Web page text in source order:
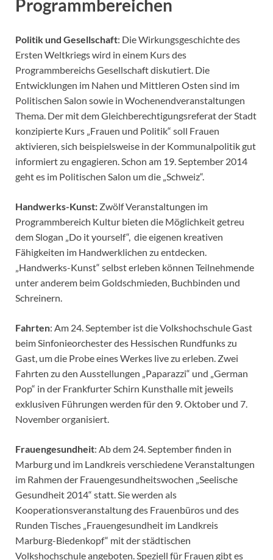
Programmbereichen
Politik und Gesellschaft: Die Wirkungsgeschichte des
Ersten Weltkriegs wird in einem Kurs des
Programmbereichs Gesellschaft diskutiert. Die
Entwicklungen im Nahen und Mittleren Osten sind im
Politischen Salon sowie in Wochenendveranstaltungen
Thema. Der mit dem Gleichberechtigungsreferat der Stadt
konzipierte Kurs „Frauen und Politik“ soll Frauen
aktivieren, sich beispielsweise in der Kommunalpolitik gut
informiert zu engagieren. Schon am 19. September 2014
geht es im Politischen Salon um die „Schweiz“.
Handwerks-Kunst: Zwölf Veranstaltungen im
Programmbereich Kultur bieten die Möglichkeit getreu
dem Slogan „Do it yourself“, die eigenen kreativen
Fähigkeiten im Handwerklichen zu entdecken.
„Handwerks-Kunst“ selbst erleben können Teilnehmende
unter anderem beim Goldschmieden, Buchbinden und
Schreinern.
Fahrten: Am 24. September ist die Volkshochschule Gast
beim Sinfonieorchester des Hessischen Rundfunks zu
Gast, um die Probe eines Werkes live zu erleben. Zwei
Fahrten zu den Ausstellungen „Paparazzi“ und „German
Pop“ in der Frankfurter Schirn Kunsthalle mit jeweils
exklusiven Führungen werden für den 9. Oktober und 7.
November organisiert.
Frauengesundheit: Ab dem 24. September finden in
Marburg und im Landkreis verschiedene Veranstaltungen
im Rahmen der Frauengesundheitswochen „Seelische
Gesundheit 2014“ statt. Sie werden als
Kooperationsveranstaltung des Frauenbüros und des
Runden Tisches „Frauengesundheit im Landkreis
Marburg-Biedenkopf“ mit der städtischen
Volkshochschule angeboten. Speziell für Frauen gibt es